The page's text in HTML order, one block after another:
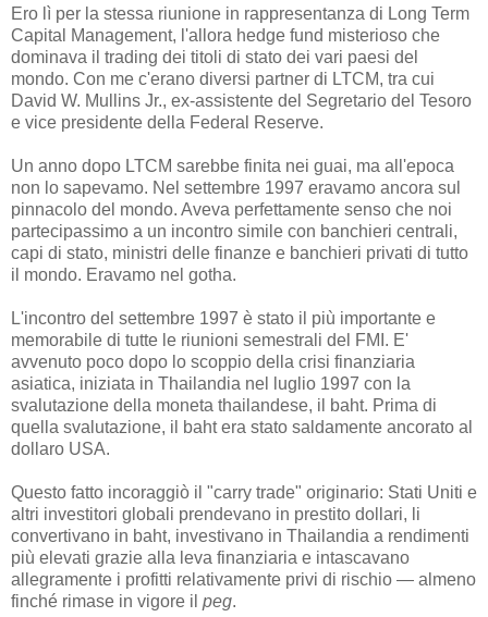
Ero lì per la stessa riunione in rappresentanza di Long Term
Capital Management, l'allora hedge fund misterioso che
dominava il trading dei titoli di stato dei vari paesi del
mondo. Con me c'erano diversi partner di LTCM, tra cui
David W. Mullins Jr., ex-assistente del Segretario del Tesoro
e vice presidente della Federal Reserve.
Un anno dopo LTCM sarebbe finita nei guai, ma all'epoca
non lo sapevamo. Nel settembre 1997 eravamo ancora sul
pinnacolo del mondo. Aveva perfettamente senso che noi
partecipassimo a un incontro simile con banchieri centrali,
capi di stato, ministri delle finanze e banchieri privati ​​di tutto
il mondo. Eravamo nel gotha.
L'incontro del settembre 1997 è stato il più importante e
memorabile di tutte le riunioni semestrali del FMI. E'
avvenuto poco dopo lo scoppio della crisi finanziaria
asiatica, iniziata in Thailandia nel luglio 1997 con la
svalutazione della moneta thailandese, il baht. Prima di
quella svalutazione, il baht era stato saldamente ancorato al
dollaro USA.
Questo fatto incoraggiò il "carry trade" originario: Stati Uniti e
altri investitori globali prendevano in prestito dollari, li
convertivano in baht, investivano in Thailandia a rendimenti
più elevati grazie alla leva finanziaria e intascavano
allegramente i profitti relativamente privi di rischio — almeno
finché rimase in vigore il peg.